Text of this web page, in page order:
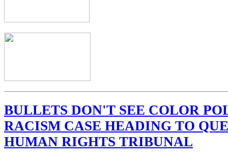
BULLETS DON'T SEE COLOR
RACISM CASE HEADING TO
HUMAN RIGHTS TRIBUNAL